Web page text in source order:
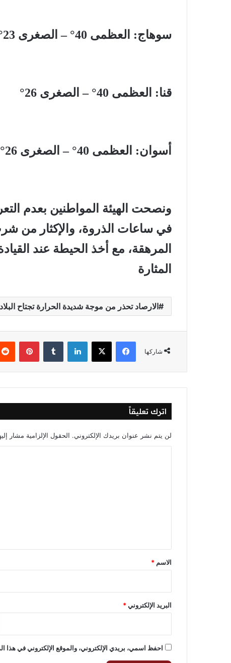
سوهاج: العظمى 40° – الصغرى 23°
قنا: العظمى 40° – الصغرى 26°
أسوان: العظمى 40° – الصغرى 26°
ونصحت الهيئة المواطنين بعدم
في ساعات الذروة، والإكثار من
المرهقة، مع أخذ الحيطة عند
المثارة
الارصاد تحذر من موجة شديدة الحرارة تجتاح
شاركها
فيسبوك لينكدإن بينتيريست
اترك تعليقاً
لن يتم نشر عنوان بريدك الإلكتروني. الحقول الإلزامية مشار
*
الاسم *
البريد الإلكتروني*
احفظ اسمي، بريدي الإلكتروني، والموقع الإلكتروني في هذا